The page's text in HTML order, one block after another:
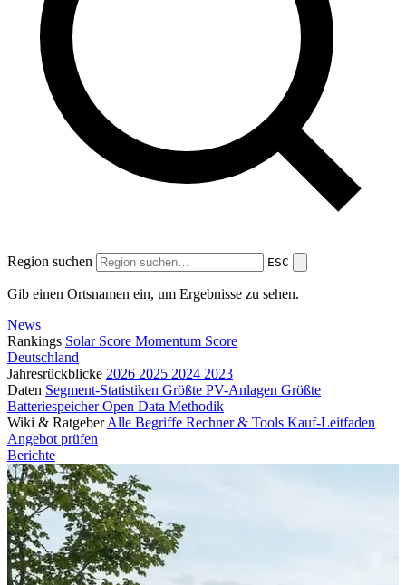
Region suchen ESC
Gib einen Ortsnamen ein, um Ergebnisse zu sehen.
News
Rankings Solar Score Momentum Score
Deutschland
Jahresrückblicke 2026 2025 2024 2023
Daten Segment-Statistiken Größte PV-Anlagen Größte
BatteriespeicherOpen Data Methodik
Wiki & Ratgeber Alle Begriffe Rechner & Tools Kauf-Leitfaden
Angebot prüfen
Berichte